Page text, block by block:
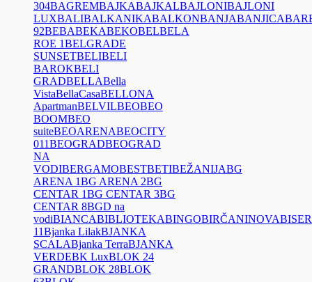
304BAGREMBAJKABAJKALBAJLONIBAJLONI
LUXBALIBALKANIKABALKONBANJABANJICA
92BEBABEKABEKOBELBELA
ROE 1BELGRADE
SUNSETBELIBELI
BAROKBELI
GRADBELLABella
VistaBellaCasaBELLONA
ApartmanBELVILBEOBEO
BOOMBEO
suiteBEOARENABEOCITY
011BEOGRADBEOGRAD
NA
VODIBERGAMOBESTBETIBEŽANIJABG
ARENA 1BG ARENA 2BG
CENTAR 1BG CENTAR 3BG
CENTAR 8BGD na
vodiBIANCABIBLIOTEKABINGOBIRČANINOVABISER
11Bjanka LilakBJANKA
SCALABjanka TerraBJANKA
VERDEBK LuxBLOK 24
GRANDBLOK 28BLOK